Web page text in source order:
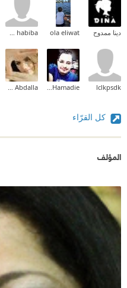
دينا ممدوح ola eliwat
om habiba
lclkpsdk
Mazen Hamadie
Rowaida Taha Abdalla
كل القرّاء
المؤلف